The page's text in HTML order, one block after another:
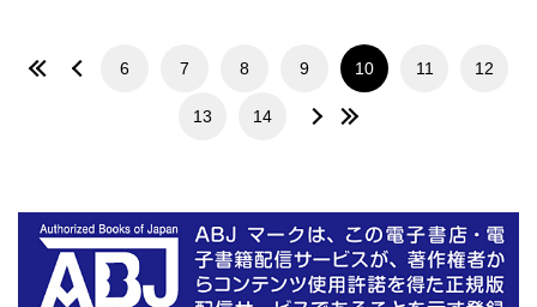
6 7 8 9 10 11 12
13 14